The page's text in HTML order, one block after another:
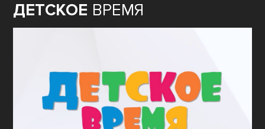
ДЕТСКОЕ ВРЕМЯ